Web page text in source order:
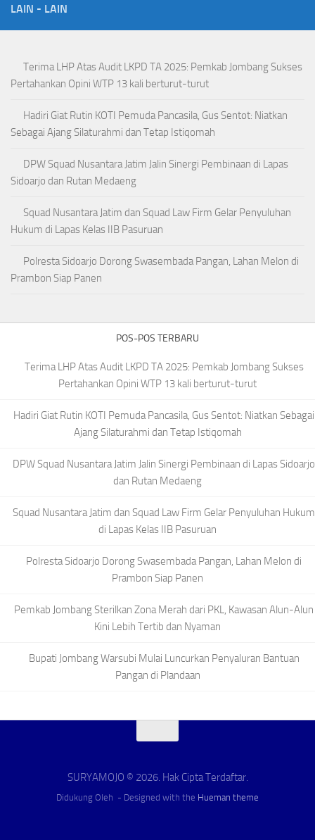
LAIN - LAIN
Terima LHP Atas Audit LKPD TA 2025: Pemkab Jombang Sukses
Pertahankan Opini WTP 13 kali berturut-turut
Hadiri Giat Rutin KOTI Pemuda Pancasila, Gus Sentot: Niatkan
Sebagai Ajang Silaturahmi dan Tetap Istiqomah
DPW Squad Nusantara Jatim Jalin Sinergi Pembinaan di Lapas
Sidoarjo dan Rutan Medaeng
Squad Nusantara Jatim dan Squad Law Firm Gelar Penyuluhan
Hukum di Lapas Kelas IIB Pasuruan
Polresta Sidoarjo Dorong Swasembada Pangan, Lahan Melon di
Prambon Siap Panen
POS-POS TERBARU
Terima LHP Atas Audit LKPD TA 2025: Pemkab Jombang Sukses
Pertahankan Opini WTP 13 kali berturut-turut
Hadiri Giat Rutin KOTI Pemuda Pancasila, Gus Sentot: Niatkan Sebagai
Ajang Silaturahmi dan Tetap Istiqomah
DPW Squad Nusantara Jatim Jalin Sinergi Pembinaan di Lapas Sidoarjo
dan Rutan Medaeng
Squad Nusantara Jatim dan Squad Law Firm Gelar Penyuluhan Hukum
di Lapas Kelas IIB Pasuruan
Polresta Sidoarjo Dorong Swasembada Pangan, Lahan Melon di
Prambon Siap Panen
Pemkab Jombang Sterilkan Zona Merah dari PKL, Kawasan Alun-Alun
Kini Lebih Tertib dan Nyaman
Bupati Jombang Warsubi Mulai Luncurkan Penyaluran Bantuan
Pangan di Plandaan
SURYAMOJO © 2026. Hak Cipta Terdaftar.
Didukung Oleh - Designed with the Hueman theme